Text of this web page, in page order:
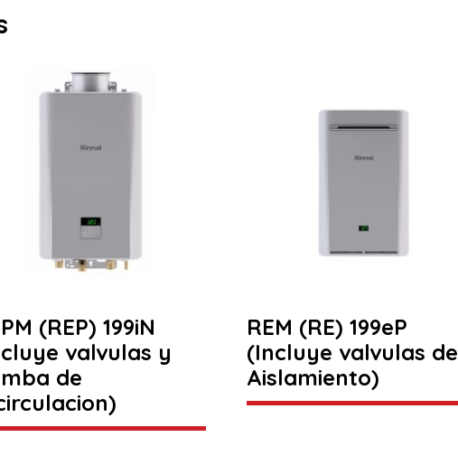
(REP) 199iN
valvulas y
de
REM (RE) 199eP
(Incluye valvulas de
Aislamiento)